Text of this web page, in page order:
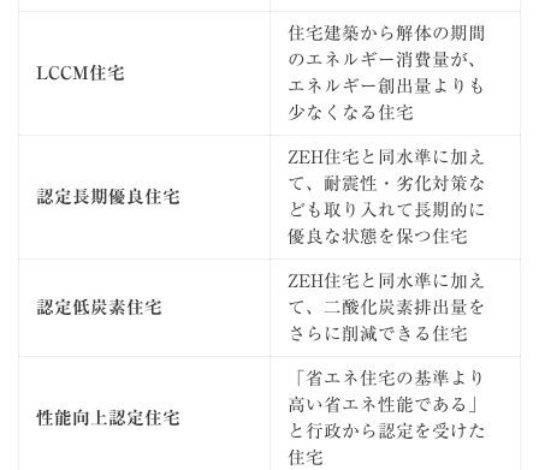
LCCM住宅
住宅建築から解体の期間
のエネルギー消費量が、
エネルギー創出量よりも
少なくなる住宅
認定長期優良住宅
ZEH住宅と同水準に加え
て、耐震性・劣化対策な
ども取り入れて長期的に
優良な状態を保つ住宅
認定低炭素住宅
ZEH住宅と同水準に加え
て、二酸化炭素排出量を
さらに削減できる住宅
性能向上認定住宅
「省エネ住宅の基準より
高い省エネ性能である」
と行政から認定を受けた
住宅